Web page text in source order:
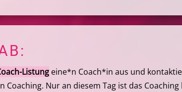
Listung eine*n Coach*in aus und
Coaching. Nur an diesem Tag ist das